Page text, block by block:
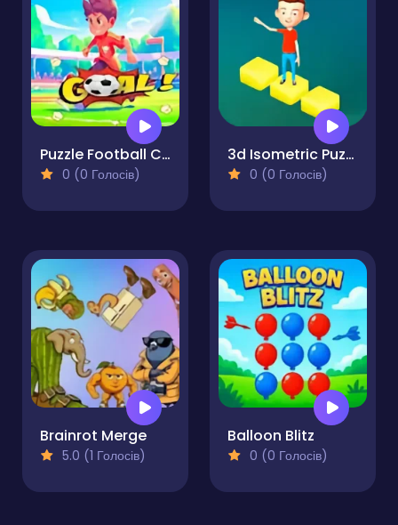
Puzzle Football Challenge
0 (0 Голосів)
3d Isometric Puzzle
0 (0 Голосів)
Brainrot Merge
5.0 (1 Голосів)
Balloon Blitz
0 (0 Голосів)